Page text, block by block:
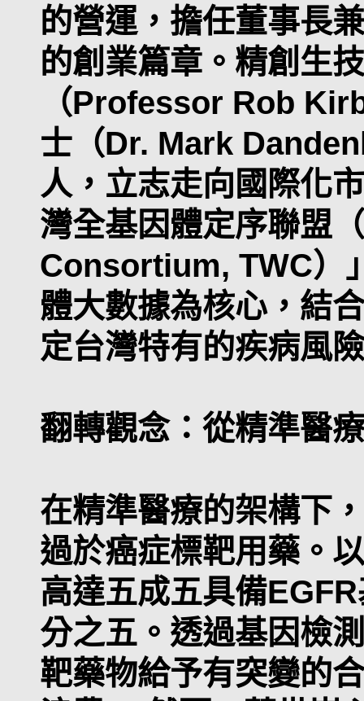
的營運，擔任董事長
的創業篇章。精創生
（Professor Rob
士（Dr. Mark
人，立志走向國際化
灣全基因體定序聯盟
Consortium, TWC）
體大數據為核心，結
定台灣特有的疾病風
翻轉觀念：從精準醫
在精準醫療的架構下
過於癌症標靶用藥。
高達五成五具備
分之五。透過基因檢
靶藥物給予有突變的